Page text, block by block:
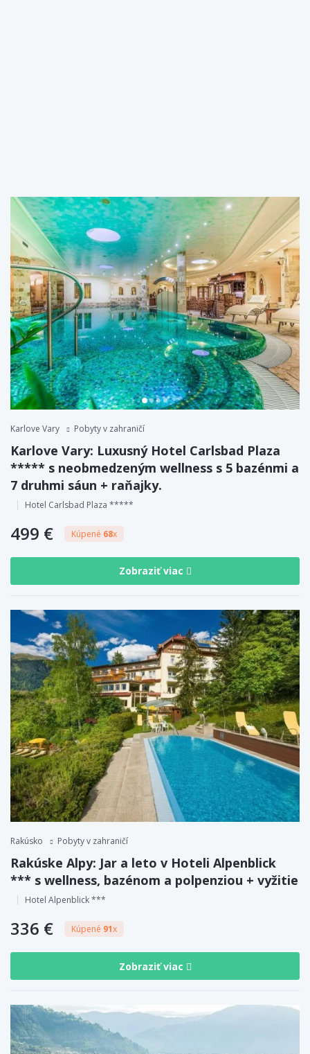
Karlove Vary Pobyty v zahraničí
Karlove Vary: Luxusný Hotel Carlsbad Plaza
***** s neobmedzeným wellness s 5 bazénmi a
7 druhmi sáun + raňajky.
Hotel Carlsbad Plaza *****
499 € Kúpené 68x
Zobraziť viac
Rakúsko Pobyty v zahraničí
Rakúske Alpy: Jar a leto v Hoteli Alpenblick
*** s wellness, bazénom a polpenziou + vyžitie
Hotel Alpenblick ***
336 € Kúpené 91x
Zobraziť viac